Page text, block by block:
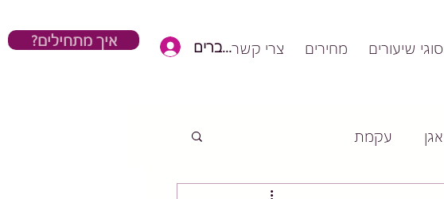
?איך מתחילים כניסת חברים סוגי שיעורים מחירים צרי קשר
עקמת